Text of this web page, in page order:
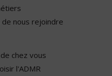
nous rejoindre
chez vous
l'ADMR